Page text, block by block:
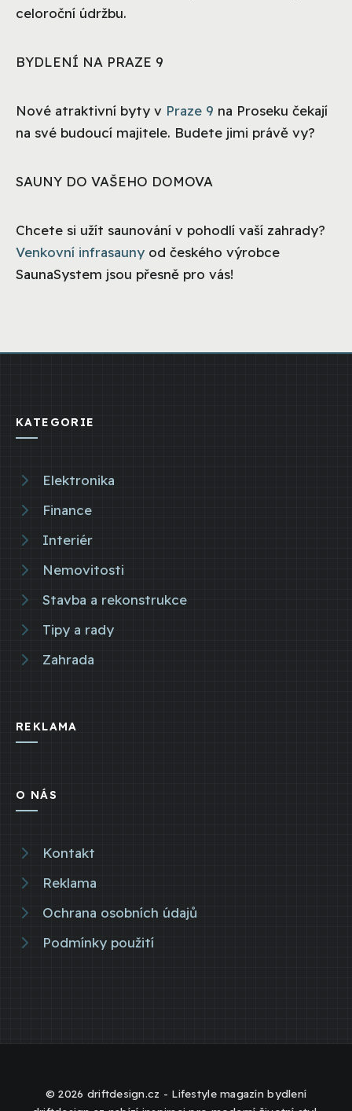
celoroční údržbu.
BYDLENÍ NA PRAZE 9
Nové atraktivní byty v Praze 9 na Proseku čekají
na své budoucí majitele. Budete jimi právě vy?
SAUNY DO VAŠEHO DOMOVA
Chcete si užít saunování v pohodlí vaší zahrady?
Venkovní infrasauny od českého výrobce
SaunaSystem jsou přesně pro vás!
KATEGORIE
Elektronika
Finance
Interiér
Nemovitosti
Stavba a rekonstrukce
Tipy a rady
Zahrada
REKLAMA
O NÁS
Kontakt
Reklama
Ochrana osobních údajů
Podmínky použití
© 2026 driftdesign.cz - Lifestyle magazín bydlení